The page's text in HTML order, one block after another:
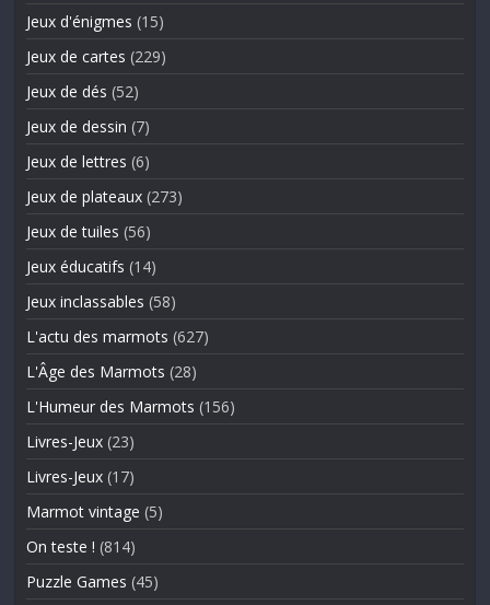
Jeux d'énigmes (15)
Jeux de cartes (229)
Jeux de dés (52)
Jeux de dessin (7)
Jeux de lettres (6)
Jeux de plateaux (273)
Jeux de tuiles (56)
Jeux éducatifs (14)
Jeux inclassables (58)
L'actu des marmots (627)
L'Âge des Marmots (28)
L'Humeur des Marmots (156)
Livres-Jeux (23)
Livres-Jeux (17)
Marmot vintage (5)
On teste ! (814)
Puzzle Games (45)